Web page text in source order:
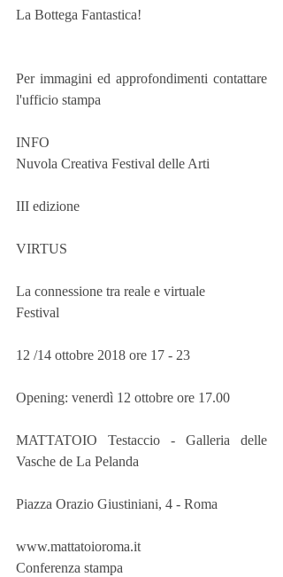
La Bottega Fantastica!
Per immagini ed approfondimenti contattare
l'ufficio stampa
INFO
Nuvola Creativa Festival delle Arti
III edizione
VIRTUS
La connessione tra reale e virtuale
Festival
12 /14 ottobre 2018 ore 17 - 23
Opening: venerdì 12 ottobre ore 17.00
MATTATOIO Testaccio - Galleria delle
Vasche de La Pelanda
Piazza Orazio Giustiniani, 4 - Roma
www.mattatoioroma.it
Conferenza stampa